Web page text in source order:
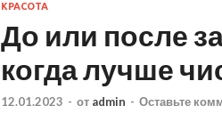
КРАСОТА
До или после
когда лучше
12.01.2023 - от admin - Оставьте